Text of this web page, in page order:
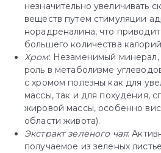
незначительно увеличивать
веществ путем стимуляции
норадреналина, что
большего количества
Хром: Незаменимый
роль в метаболизме
с хромом полезны как для
массы, так и для похудения,
жировой массы, особенно
области живота).
Экстракт зеленого чая:
получаемое из зеленых